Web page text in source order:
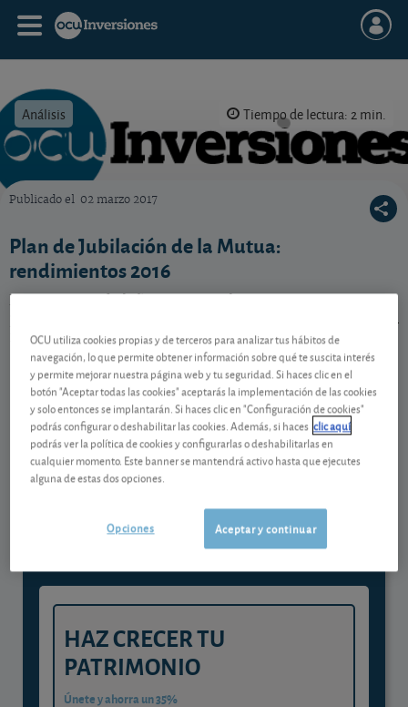
Análisis Tiempo de lectura: 2 min.
Publicado el 02 marzo 2017
Plan de Jubilación de la Mutua:
rendimientos 2016
La Mutua Madrileña Automovilista propone una
participación en beneficios del Plan de jubilación en el
2016.
Contenido reservado a SOCIOS
Gestiona tu dinero con visión
experta
y consigue que cada euro trabaje
para ti
HAZ CRECER TU
PATRIMONIO
Únete y ahorra un 35%
OCU utiliza cookies propias y de terceros para analizar tus hábitos de
navegación, lo que permite obtener información sobre qué te suscita interés
y permite mejorar nuestra página web y tu seguridad. Si haces clic en el
botón "Aceptar todas las cookies" aceptarás la implementación de las cookies
y solo entonces se implantarán. Si haces clic en "Configuración de cookies"
podrás configurar o deshabilitar las cookies. Además, si haces clic aquí
podrás ver la política de cookies y configurarlas o deshabilitarlas en
cualquier momento. Este banner se mantendrá activo hasta que ejecutes
alguna de estas dos opciones.
Aceptar y continuar
Opciones